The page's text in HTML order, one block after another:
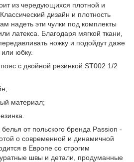
из чередующихся плотной и
дизайн и плотность
надеть эти чулки под комплекты
латекса. Благодаря мягкой ткани,
ножку и подойдут даже
юбку.
с двойной резинкой ST002 1/2
материал;
от польского бренда Passion -
о современной и динамичной
в Европе со строгим
швы и детали, продуманные